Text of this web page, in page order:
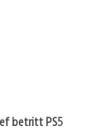
betritt PS5